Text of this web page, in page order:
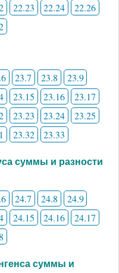
22.23 22.24
22.26
23.7 23.8
23.9
23.15 23.16
23.17
23.23 23.24
23.25
23.32 23.33
суммы и разности
24.7 24.8
24.9
24.15 24.16
24.17
суммы и